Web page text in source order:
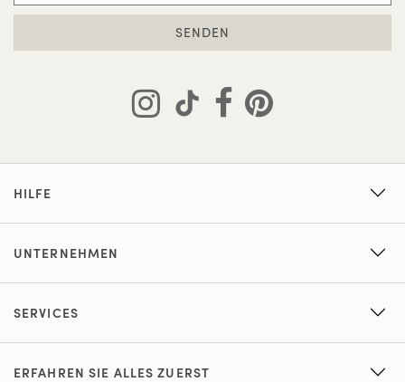
SENDEN
HILFE
UNTERNEHMEN
SERVICES
ERFAHREN SIE ALLES ZUERST